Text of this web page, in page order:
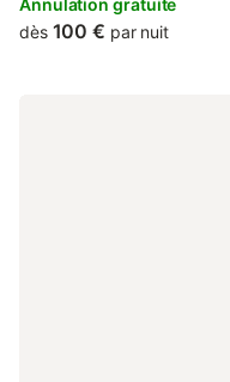
de Fontainebleau. Free
Annulation gratuite
dès 100 € par nuit